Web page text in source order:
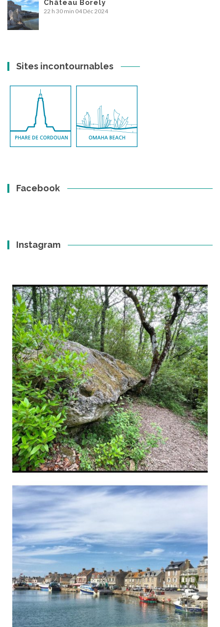
Château Borely
22 h 30 min 04 Déc 2024
Sites incontournables
Facebook
Instagram